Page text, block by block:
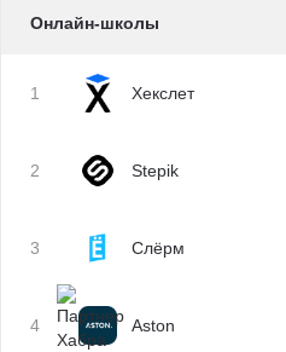
Онлайн-школы
1 Хекслет
2 Stepik
3 Слёрм
4 Aston